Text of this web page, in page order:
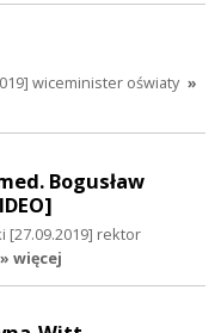
wiceminister oświaty »
Bogusław
[27.09.2019] rektor
» więcej